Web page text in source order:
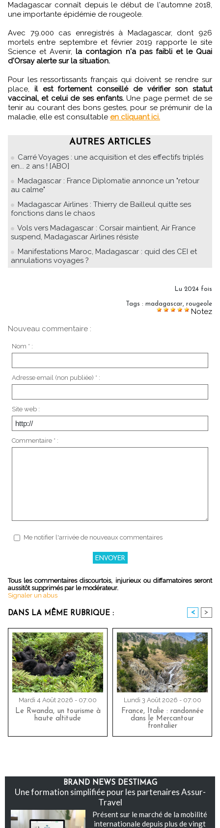
Madagascar connaît depuis le début de l'automne 2018,
une importante épidémie de rougeole.
Avec 79.000 cas enregistrés à Madagascar, dont 926
mortels entre septembre et février 2019 rapporte le site
Science et Avenir,la contagion n'a pas faibli et le Quai
d'Orsay alerte sur la situation.
Pour les ressortissants français qui doivent se rendre sur
place, il est fortement conseillé de vérifier son statut
vaccinal, et celui de ses enfants. Une page permet de se
tenir au courant des bons gestes, pour se prémunir de la
maladie, elle est consultable en cliquant ici.
AUTRES ARTICLES
Carré Voyages : une acquisition et des effectifs triplés
en... 2 ans ! [ABO]
Madagascar : France Diplomatie annonce un "retour
au calme"
Madagascar Airlines : Thierry de Bailleul quitte ses
fonctions dans le chaos
Vols vers Madagascar : Corsair maintient, Air France
suspend, Madagascar Airlines résiste
Manifestations Maroc, Madagascar : quid des CEI et
annulations voyages ?
Lu 2024 fois
Tags : madagascar, rougeole
Notez
Nouveau commentaire :
Nom * :
Adresse email (non publiée) * :
Site web :
Commentaire * :
Me notifier l'arrivée de nouveaux commentaires
Tous les commentaires discourtois, injurieux ou diffamatoires seront
aussitôt supprimés par le modérateur.
Signaler un abus
DANS LA MÊME RUBRIQUE : < >
Mardi 4 Août 2026 - 07:00
Le Rwanda, un tourisme à
haute altitude
Lundi 3 Août 2026 - 07:00
France, Italie : randonnée
dans le Mercantour
frontalier
BRAND NEWS DESTIMAG
Une formation simplifiée pour les partenaires Assur-
Travel
Présent sur le marché de la mobilité
internationale depuis plus de vingt